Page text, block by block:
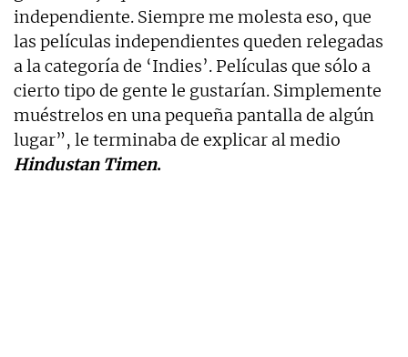
independiente. Siempre me molesta eso, que
las películas independientes queden relegadas
a la categoría de ‘Indies’. Películas que sólo a
cierto tipo de gente le gustarían. Simplemente
muéstrelos en una pequeña pantalla de algún
lugar”, le terminaba de explicar al medio
Hindustan Timen.